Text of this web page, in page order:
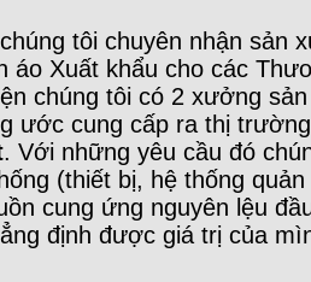
tôi chuyên nhận sản
áo Xuất khẩu cho các
chúng tôi có 2 xưởng
ước cung cấp ra thị
. Với những yêu cầu đó
(thiết bị, hệ thống
cung ứng nguyên lệu
định được giá trị của